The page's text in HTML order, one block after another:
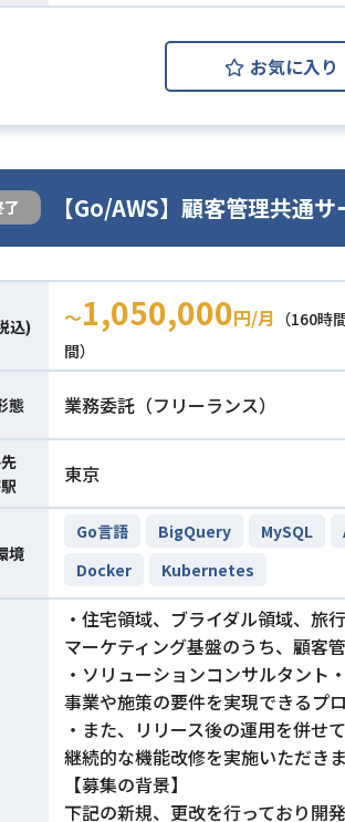
お気に入り
【Go/AWS】顧客管理共通
込) 〜1,050,000円/月 （160時
間）
態 業務委託（フリーランス）
東京
境
Go言語 BigQuery MySQL
Docker
Kubernetes
・住宅領域、ブライダル領域、旅
マーケティング基盤のうち、顧客
・ソリューションコンサルタント
事業や施策の要件を実現できるプ
・また、リリース後の運用を併せ
継続的な機能改修を実施いただきま
【募集の背景】
下記の新規、更改を行っており開